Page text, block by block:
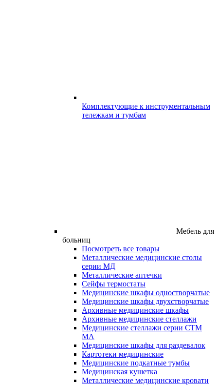
Комплектующие к инструментальным
тележкам и тумбам
Мебель для
больниц
Посмотреть все товары
Металлические медицинские столы
серии МД
Металлические аптечки
Сейфы термостаты
Медицинские шкафы одностворчатые
Медицинские шкафы двухстворчатые
Архивные медицинские шкафы
Архивные медицинские стеллажи
Медицинские стеллажи серии СТМ
МА
Медицинские шкафы для раздевалок
Картотеки медицинские
Медицинские подкатные тумбы
Медицинская кушетка
Металлические медицинские кровати